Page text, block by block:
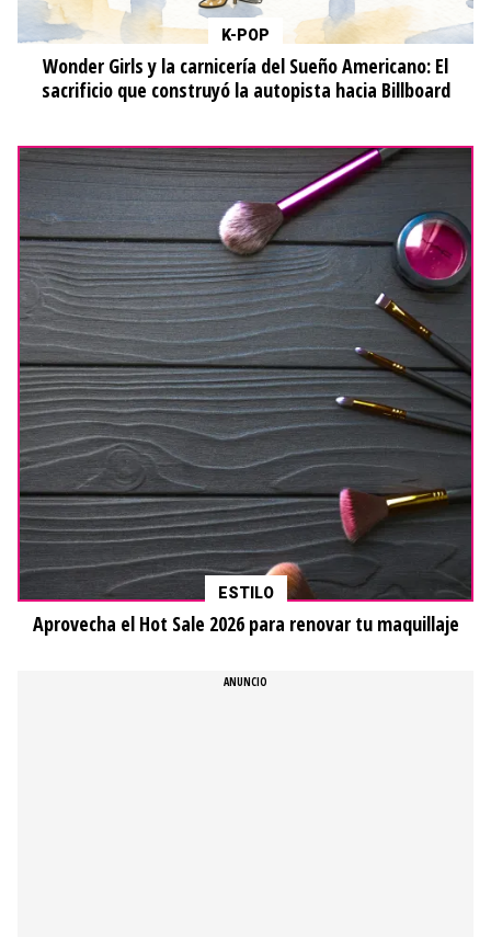
K-POP
Wonder Girls y la carnicería del Sueño Americano: El
sacrificio que construyó la autopista hacia Billboard
ESTILO
Aprovecha el Hot Sale 2026 para renovar tu maquillaje